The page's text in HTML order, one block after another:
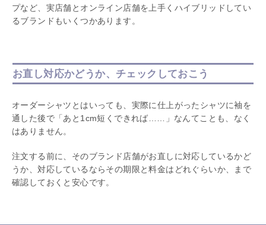
プなど、実店舗とオンライン店舗を上手くハイブリッドしてい
るブランドもいくつかあります。
お直し対応かどうか、チェックしておこう
オーダーシャツとはいっても、実際に仕上がったシャツに袖を
通した後で「あと1cm短くできれば……」なんてことも、なく
はありません。
注文する前に、そのブランド店舗がお直しに対応しているかど
うか、対応しているならその期限と料金はどれぐらいか、まで
確認しておくと安心です。